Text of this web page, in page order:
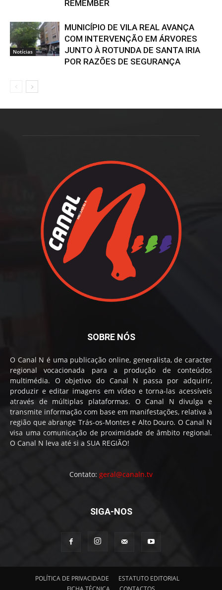
REMEMBER
Notícias
MUNICÍPIO DE VILA REAL AVANÇA
COM INTERVENÇÃO EM ÁRVORES
JUNTO À ROTUNDA DE SANTA IRIA
POR RAZÕES DE SEGURANÇA
SOBRE NÓS
O Canal N é uma publicação online, generalista, de caracter
regional vocacionada para a produção de conteúdos
multimédia. O objetivo do Canal N passa por adquirir,
produzir e editar imagens em vídeo e torna-las acessíveis
através de múltiplas plataformas. O Canal N divulga e
transmite informação com base em manifestações, relativa à
região que abrange Trás-os-Montes e Alto Douro. O Canal N
visa uma comunicação de proximidade de âmbito regional.
O Canal N leva até si a SUA REGIÃO!
Contato: geral@canaln.tv
SIGA-NOS
POLÍTICA DE PRIVACIDADE
ESTATUTO EDITORIAL